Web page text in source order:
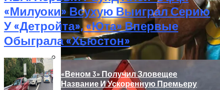
«Веном 3» Получил Зловещее
Название И Ускоренную Премьеру
«Милуоки» Всухую Выиграл Серию
У «Детройта», «Юта» Впервые
Обыграла «Хьюстон»